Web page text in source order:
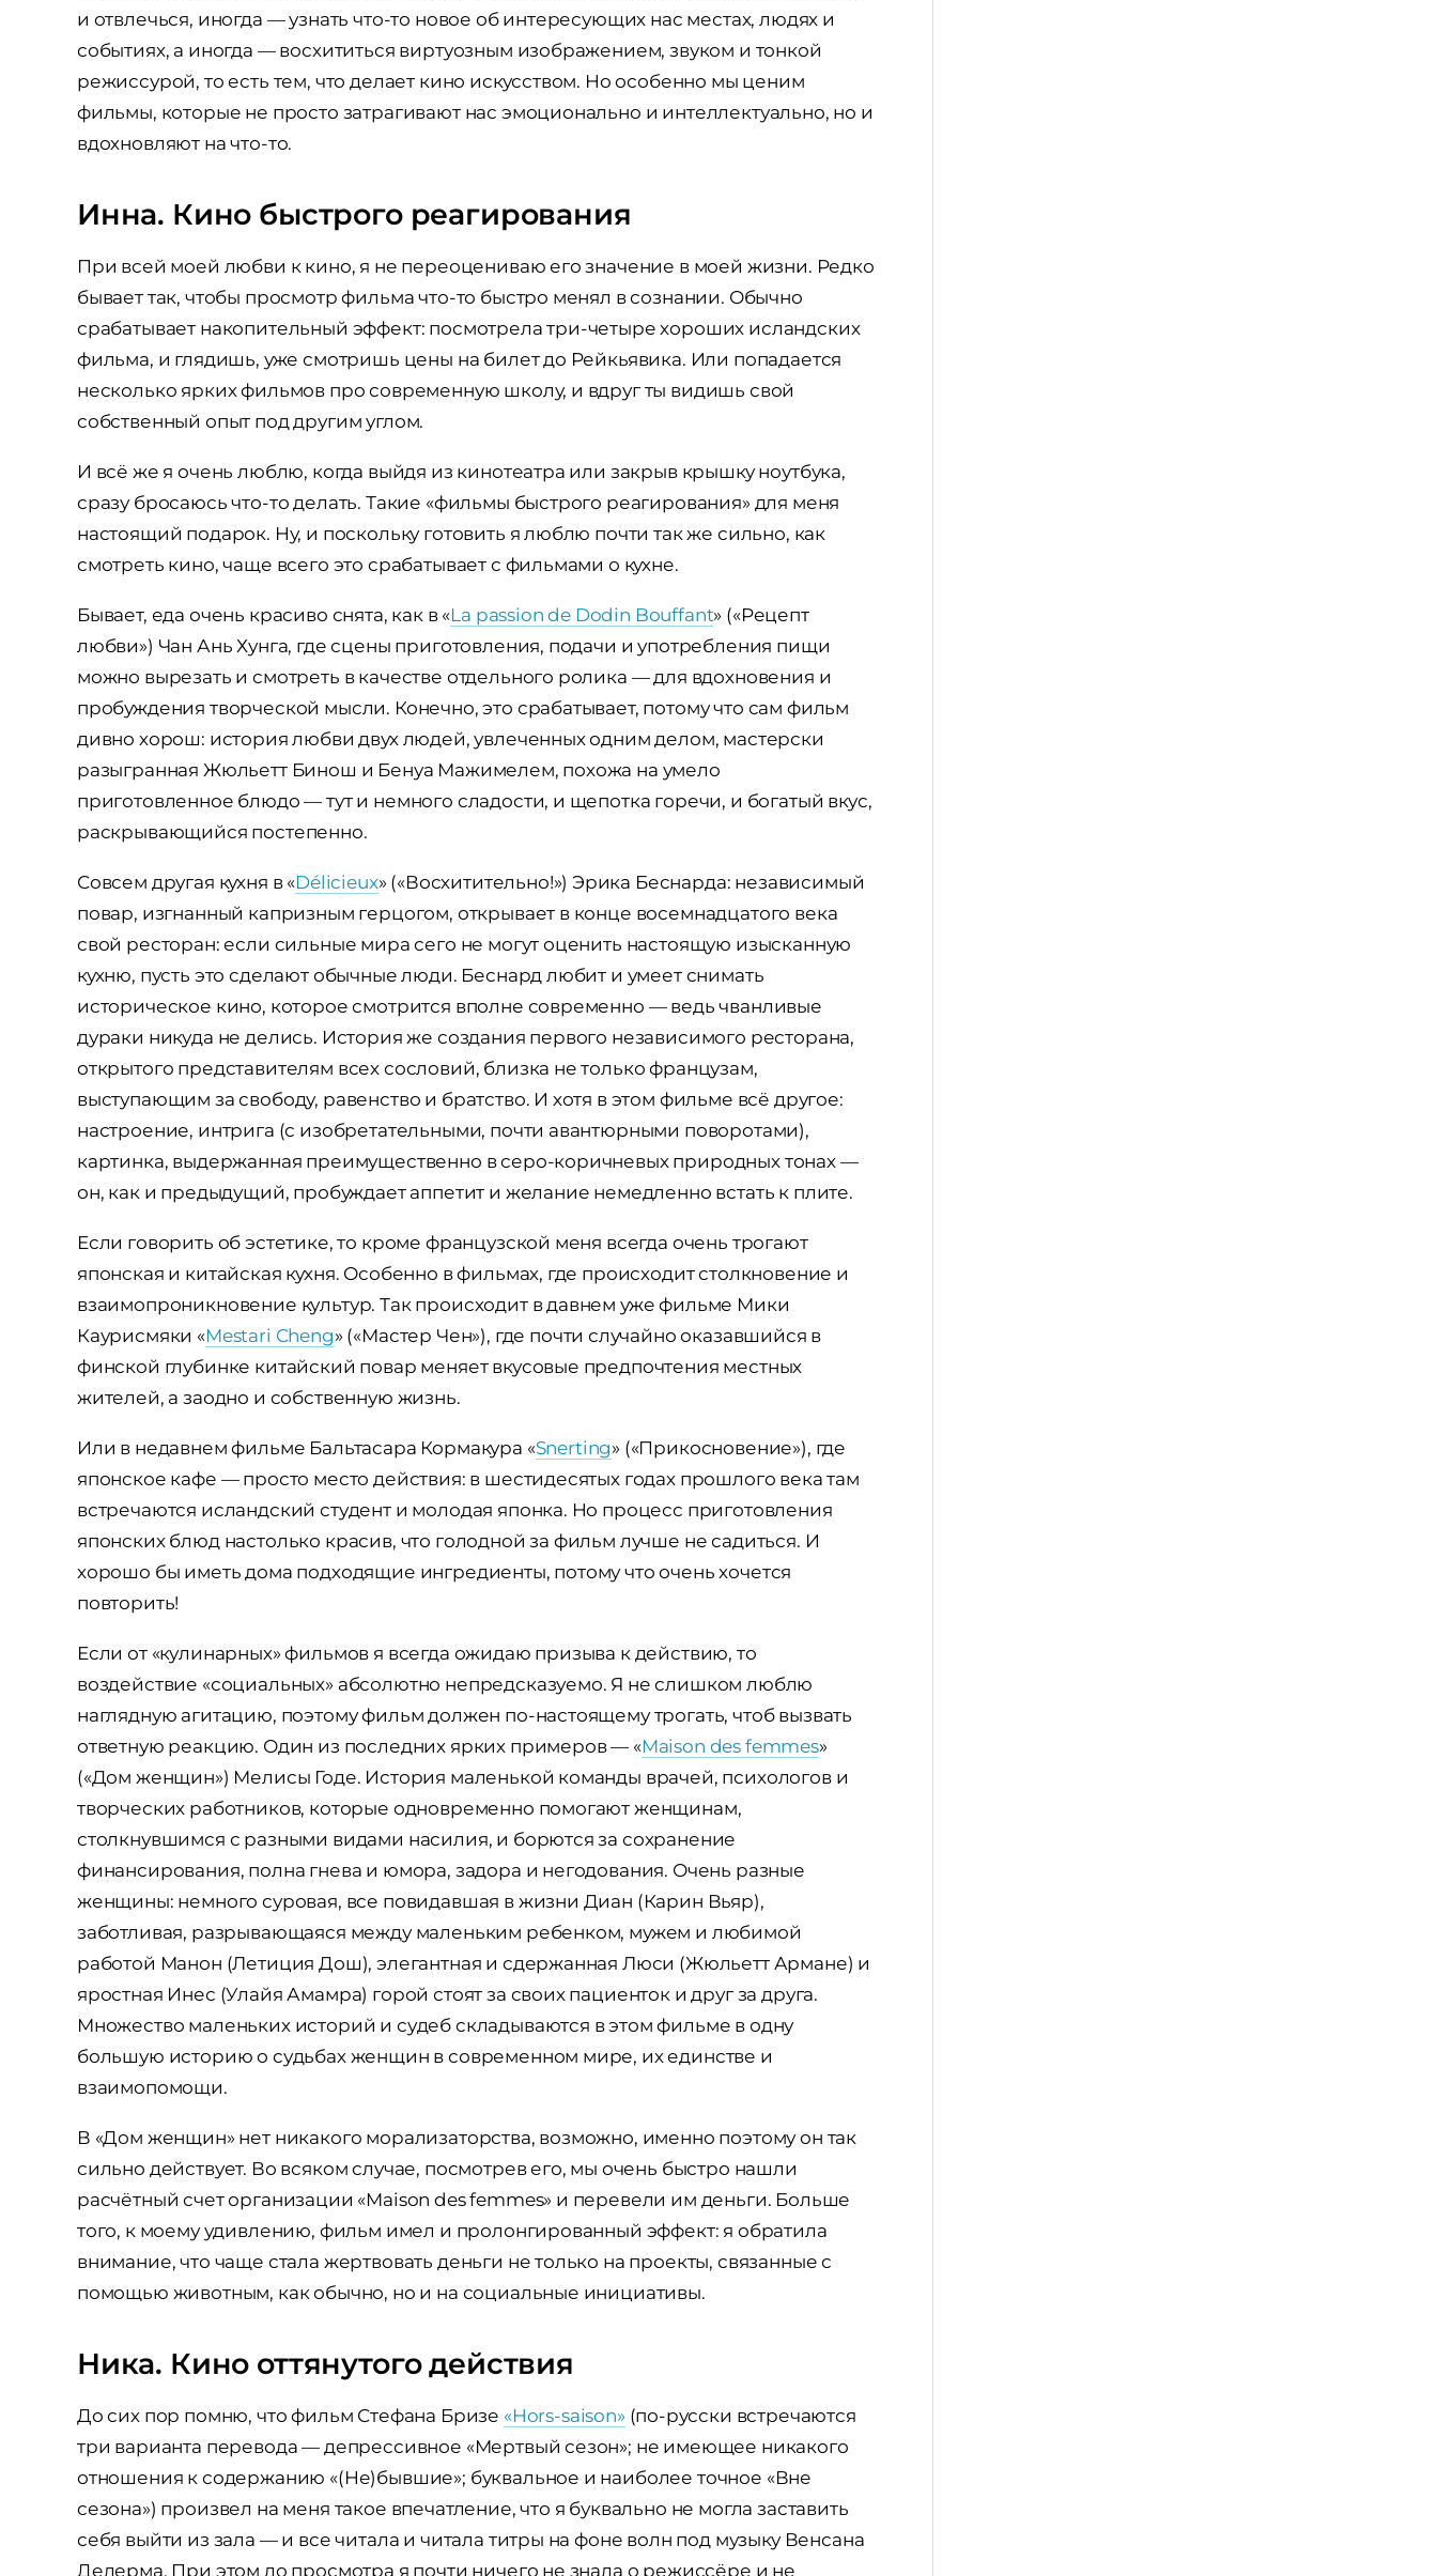
и отвлечься, иногда — узнать что-то новое об интересующих нас местах, людях и
событиях, а иногда — восхититься виртуозным изображением, звуком и тонкой
режиссурой, то есть тем, что делает кино искусством. Но особенно мы ценим
фильмы, которые не просто затрагивают нас эмоционально и интеллектуально, но и
вдохновляют на что-то.
Инна. Кино быстрого реагирования
При всей моей любви к кино, я не переоцениваю его значение в моей жизни. Редко
бывает так, чтобы просмотр фильма что-то быстро менял в сознании. Обычно
срабатывает накопительный эффект: посмотрела три-четыре хороших исландских
фильма, и глядишь, уже смотришь цены на билет до Рейкьявика. Или попадается
несколько ярких фильмов про современную школу, и вдруг ты видишь свой
собственный опыт под другим углом.
И всё же я очень люблю, когда выйдя из кинотеатра или закрыв крышку ноутбука,
сразу бросаюсь что-то делать. Такие «фильмы быстрого реагирования» для меня
настоящий подарок. Ну, и поскольку готовить я люблю почти так же сильно, как
смотреть кино, чаще всего это срабатывает с фильмами о кухне.
Бывает, еда очень красиво снята, как в «La passion de Dodin Bouffant» («Рецепт
любви») Чан Ань Хунга, где сцены приготовления, подачи и употребления пищи
можно вырезать и смотреть в качестве отдельного ролика — для вдохновения и
пробуждения творческой мысли. Конечно, это срабатывает, потому что сам фильм
дивно хорош: история любви двух людей, увлеченных одним делом, мастерски
разыгранная Жюльетт Бинош и Бенуа Мажимелем, похожа на умело
приготовленное блюдо — тут и немного сладости, и щепотка горечи, и богатый вкус,
раскрывающийся постепенно.
Совсем другая кухня в «Délicieux» («Восхитительно!») Эрика Беснарда: независимый
повар, изгнанный капризным герцогом, открывает в конце восемнадцатого века
свой ресторан: если сильные мира сего не могут оценить настоящую изысканную
кухню, пусть это сделают обычные люди. Беснард любит и умеет снимать
историческое кино, которое смотрится вполне современно — ведь чванливые
дураки никуда не делись. История же создания первого независимого ресторана,
открытого представителям всех сословий, близка не только французам,
выступающим за свободу, равенство и братство. И хотя в этом фильме всё другое:
настроение, интрига (с изобретательными, почти авантюрными поворотами),
картинка, выдержанная преимущественно в серо-коричневых природных тонах —
он, как и предыдущий, пробуждает аппетит и желание немедленно встать к плите.
Если говорить об эстетике, то кроме французской меня всегда очень трогают
японская и китайская кухня. Особенно в фильмах, где происходит столкновение и
взаимопроникновение культур. Так происходит в давнем уже фильме Мики
Каурисмяки «Mestari Cheng» («Мастер Чен»), где почти случайно оказавшийся в
финской глубинке китайский повар меняет вкусовые предпочтения местных
жителей, а заодно и собственную жизнь.
Или в недавнем фильме Бальтасара Кормакура «Snerting» («Прикосновение»), где
японское кафе — просто место действия: в шестидесятых годах прошлого века там
встречаются исландский студент и молодая японка. Но процесс приготовления
японских блюд настолько красив, что голодной за фильм лучше не садиться. И
хорошо бы иметь дома подходящие ингредиенты, потому что очень хочется
повторить!
Если от «кулинарных» фильмов я всегда ожидаю призыва к действию, то
воздействие «социальных» абсолютно непредсказуемо. Я не слишком люблю
наглядную агитацию, поэтому фильм должен по-настоящему трогать, чтоб вызвать
ответную реакцию. Один из последних ярких примеров — «Maison des femmes»
(«Дом женщин») Мелисы Годе. История маленькой команды врачей, психологов и
творческих работников, которые одновременно помогают женщинам,
столкнувшимся с разными видами насилия, и борются за сохранение
финансирования, полна гнева и юмора, задора и негодования. Очень разные
женщины: немного суровая, все повидавшая в жизни Диан (Карин Вьяр),
заботливая, разрывающаяся между маленьким ребенком, мужем и любимой
работой Манон (Летиция Дош), элегантная и сдержанная Люси (Жюльетт Армане) и
яростная Инес (Улайя Амамра) горой стоят за своих пациенток и друг за друга.
Множество маленьких историй и судеб складываются в этом фильме в одну
большую историю о судьбах женщин в современном мире, их единстве и
взаимопомощи.
В «Дом женщин» нет никакого морализаторства, возможно, именно поэтому он так
сильно действует. Во всяком случае, посмотрев его, мы очень быстро нашли
расчётный счет организации «Maison des femmes» и перевели им деньги. Больше
того, к моему удивлению, фильм имел и пролонгированный эффект: я обратила
внимание, что чаще стала жертвовать деньги не только на проекты, связанные с
помощью животным, как обычно, но и на социальные инициативы.
Ника. Кино оттянутого действия
До сих пор помню, что фильм Стефана Бризе «Hors-saison» (по-русски встречаются
три варианта перевода — депрессивное «Мертвый сезон»; не имеющее никакого
отношения к содержанию «(Не)бывшие»; буквальное и наиболее точное «Вне
сезона») произвел на меня такое впечатление, что я буквально не могла заставить
себя выйти из зала — и все читала и читала титры на фоне волн под музыку Венсана
Делерма. При этом до просмотра я почти ничего не знала о режиссёре и не